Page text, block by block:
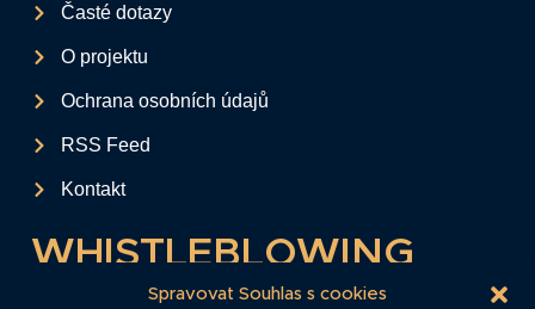
Spravovat Souhlas s cookies
Časté dotazy
O projektu
Ochrana osobních údajů
RSS Feed
Kontakt
WHISTLEBLOWING
Tento formulář slouží k anonymnímu zaslání